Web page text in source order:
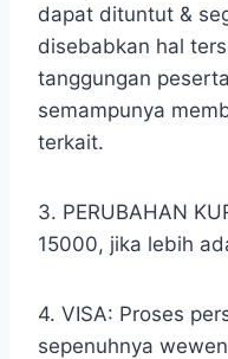
dapat dituntut &
disebabkan hal
tanggungan
semampunya
terkait.
3. PERUBAHAN
15000, jika lebih
4. VISA: Proses
sepenuhnya